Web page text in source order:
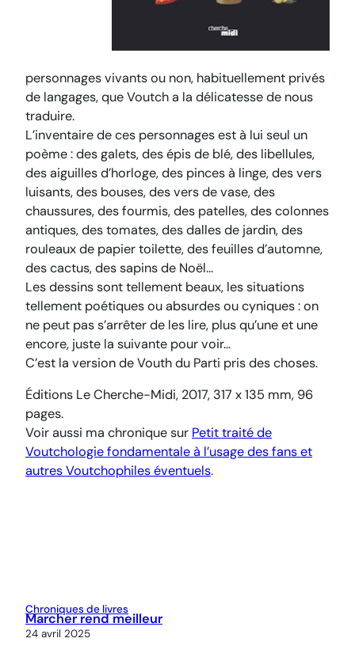
personnages vivants ou non, habituellement privés
de langages, que Voutch a la délicatesse de nous
traduire.
L’inventaire de ces personnages est à lui seul un
poème : des galets, des épis de blé, des libellules,
des aiguilles d’horloge, des pinces à linge, des vers
luisants, des bouses, des vers de vase, des
chaussures, des fourmis, des patelles, des colonnes
antiques, des tomates, des dalles de jardin, des
rouleaux de papier toilette, des feuilles d’automne,
des cactus, des sapins de Noël…
Les dessins sont tellement beaux, les situations
tellement poétiques ou absurdes ou cyniques : on
ne peut pas s’arrêter de les lire, plus qu’une et une
encore, juste la suivante pour voir…
C’est la version de Vouth du Parti pris des choses.
Éditions Le Cherche-Midi, 2017, 317 x 135 mm, 96
pages.
Voir aussi ma chronique sur Petit traité de
Voutchologie fondamentale à l’usage des fans et
autres Voutchophiles éventuels.
Chroniques de livres
Marcher rend meilleur
24 avril 2025